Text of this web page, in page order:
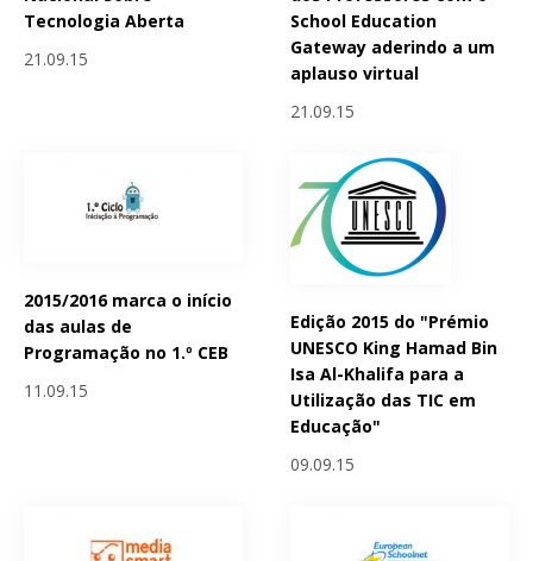
Tecnologia Aberta
21.09.15
School Education
Gateway aderindo a um
aplauso virtual
21.09.15
2015/2016 marca o início
das aulas de
Programação no 1.º CEB
11.09.15
Edição 2015 do "Prémio
UNESCO King Hamad Bin
Isa Al-Khalifa para a
Utilização das TIC em
Educação"
09.09.15